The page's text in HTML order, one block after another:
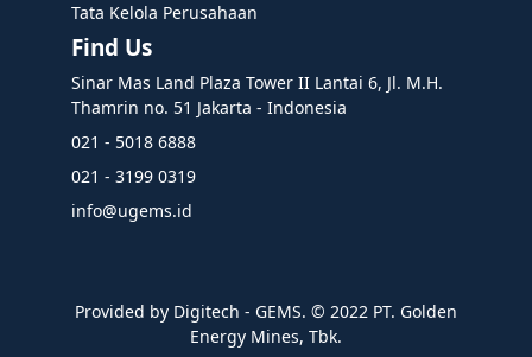
Tata Kelola Perusahaan
Find Us
Sinar Mas Land Plaza Tower II Lantai 6, Jl. M.H.
Thamrin no. 51 Jakarta - Indonesia
021 - 5018 6888
021 - 3199 0319
info@ugems.id
Provided by Digitech - GEMS. ©️ 2022 PT. Golden
Energy Mines, Tbk.